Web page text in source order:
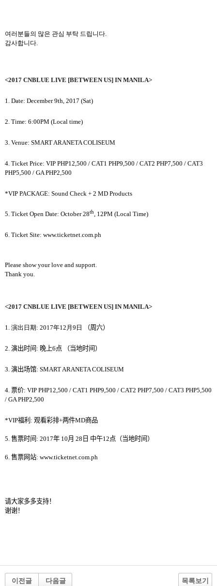
여러분들의 많은 관심 부탁 드립니다.
감사합니다.
<2017 CNBLUE LIVE [BETWEEN US] IN MANILA>
1. Date: December 9th, 2017 (Sat)
2. Time: 6:00PM (Local time)
3. Venue: SMART ARANETA COLISEUM
4. Ticket Price: VIP PHP12,500 / CAT1 PHP9,500 / CAT2 PHP7,500 / CAT3
PHP5,500 / GA PHP2,500
*VIP PACKAGE: Sound Check + 2 MD Products
5. Ticket Open Date: October 28th , 12PM (Local Time)
6. Ticket Site: www.ticketnet.com.ph
Please show your love and support.
Thank you.
<2017 CNBLUE LIVE [BETWEEN US] IN MANILA>
1. 演出日期: 2017年12 月9 日 （周六）
2. 演出时间: 晚 上6 点 （当地时间）
3. 演出场馆: SMART ARANETA COLISEUM
4. 票价: VIP PHP12,500 / CAT1 PHP9,500 / CAT2 PHP7,500 / CAT3 PHP5,500
/ GA PHP2,500
*VIP福利 : 观看彩排+两件MD商品
5. 售票时间: 2017年 10 月 28 日 中午12 点（当地时间）
6. 售票网站: www.ticketnet.com.ph
请大家多多支持！
谢谢！
이전글 다음글 목록보기